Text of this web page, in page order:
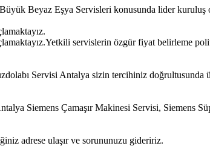
Beyaz Eşya Servisleri konusunda lider
servislerin özgür fiyat belirleme
Servisi Antalya sizin tercihiniz doğrultusunda
Siemens Çamaşır Makinesi Servisi, Siemens
adrese ulaşır ve sorununuzu gideririz.